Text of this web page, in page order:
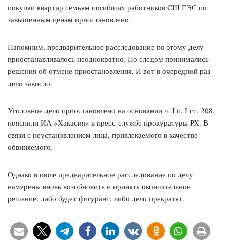
покупки квартир семьям погибших работников СШ ГЭС по
завышенным ценам приостановлено.
Напомним, предварительное расследование по этому делу
приостанавливалось неоднократно. Но следом принимались
решения об отмене приостановления. И вот в очередной раз
дело зависло.
Уголовное дело приостановлено на основании ч. I п. I ст. 208,
пояснили ИА «Хакасия» в пресс-службе прокуратуры РХ. В
связи с неустановлением лица, привлекаемого в качестве
обвиняемого.
Однако в июле предварительное расследование по делу
намерены вновь возобновить и принять окончательное
решение: либо будет фигурант, либо дело прекратят.